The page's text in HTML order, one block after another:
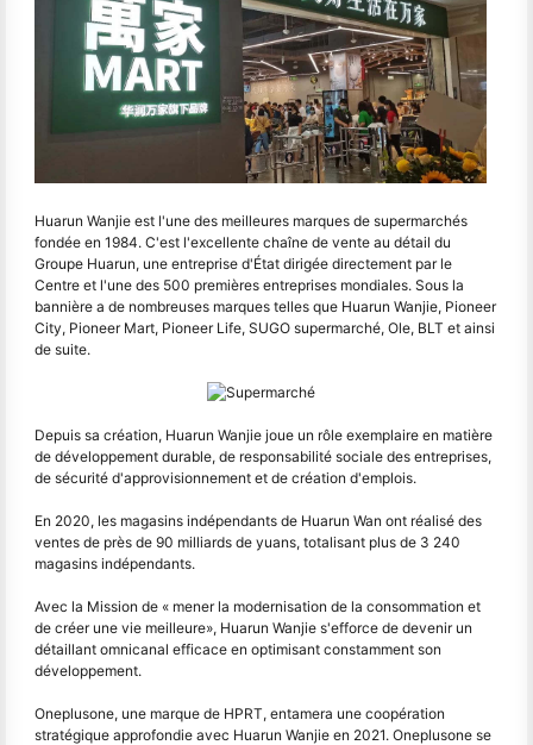
Huarun Wanjie est l'une des meilleures marques de supermarchés
fondée en 1984. C'est l'excellente chaîne de vente au détail du
Groupe Huarun, une entreprise d'État dirigée directement par le
Centre et l'une des 500 premières entreprises mondiales. Sous la
bannière a de nombreuses marques telles que Huarun Wanjie, Pioneer
City, Pioneer Mart, Pioneer Life, SUGO supermarché, Ole, BLT et ainsi
de suite.
Depuis sa création, Huarun Wanjie joue un rôle exemplaire en matière
de développement durable, de responsabilité sociale des entreprises,
de sécurité d'approvisionnement et de création d'emplois.
En 2020, les magasins indépendants de Huarun Wan ont réalisé des
ventes de près de 90 milliards de yuans, totalisant plus de 3 240
magasins indépendants.
Avec la Mission de « mener la modernisation de la consommation et
de créer une vie meilleure», Huarun Wanjie s'efforce de devenir un
détaillant omnicanal efficace en optimisant constamment son
développement.
Oneplusone, une marque de HPRT, entamera une coopération
stratégique approfondie avec Huarun Wanjie en 2021. Oneplusone se